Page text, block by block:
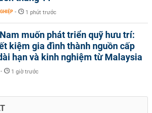
- 1 phút trước
muốn phát triển quỹ hưu trí:
kiệm gia đình thành nguồn cấp
hạn và kinh nghiệm từ Malaysia
- 1 giờ trước